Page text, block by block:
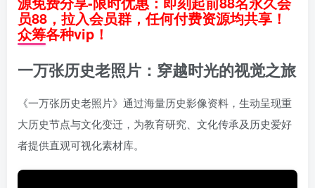
员88，拉入会员群，任何付费资源均共享！
众筹各种vip！
一万张历史老照片：穿越时光的视觉之旅
《一万张历史老照片》通过海量历史影像资料，生动呈现重
大历史节点与文化变迁，为教育研究、文化传承及历史爱好
者提供直观可视化素材库。